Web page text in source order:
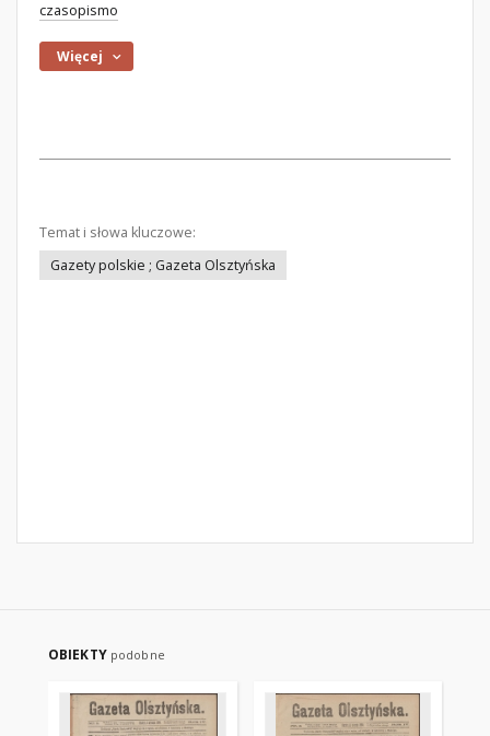
czasopismo
Więcej
Temat i słowa kluczowe:
Gazety polskie ; Gazeta Olsztyńska
OBIEKTY podobne